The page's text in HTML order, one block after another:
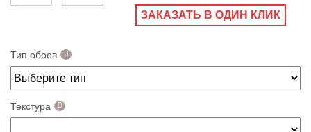
ЗАКАЗАТЬ В ОДИН КЛИК
Тип обоев
Текстура